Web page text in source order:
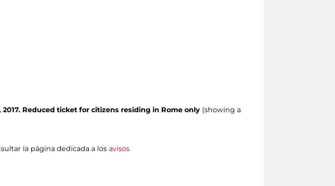
Reduced ticket for citizens residing in Rome only (showing a
la página dedicada a los avisos